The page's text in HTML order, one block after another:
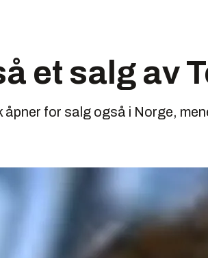
et salg av
åpner for salg også i Norge,